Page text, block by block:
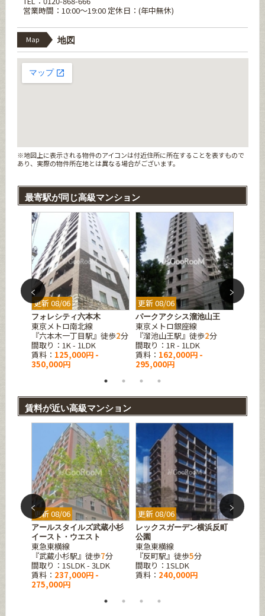
営業時間：10:00～19:00 定休日：(年中無休)
Map 地図
※地図上に表示される物件のアイコンは付近住所に所在することを表すもので
あり、実際の物件所在地とは異なる場合がございます。
最寄駅が同じ高級マンション
更新 08/06
フォレシティ六本木
東京メトロ南北線
『六本木一丁目駅』徒歩2分
間取り：1K - 1LDK
賃料： 125,000円 -
350,000円
更新 08/06
パークアクシス溜池山王
東京メトロ銀座線
『溜池山王駅』徒歩2分
間取り：1R - 1LDK
賃料： 162,000円 -
295,000円
賃料が近い高級マンション
更新 08/06
アールスタイルズ武蔵小杉
イースト・ウエスト
東急東横線
『武蔵小杉駅』徒歩7分
間取り：1SLDK - 3LDK
賃料： 237,000円 -
275,000円
更新 08/06
レックスガーデン横浜反町
公園
東急東横線
『反町駅』徒歩5分
間取り：1SLDK
賃料： 240,000円
更新